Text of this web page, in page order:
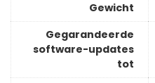
Gewicht
Gegarandeerde
software-updates
tot